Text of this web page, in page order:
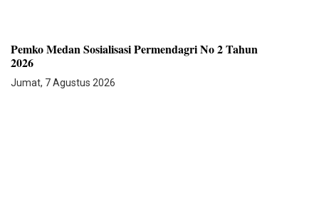
Pemko Medan Sosialisasi Permendagri No 2 Tahun
2026
Jumat, 7 Agustus 2026